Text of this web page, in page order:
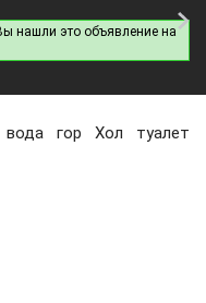
нашли это объявление на
гор Хол туалет